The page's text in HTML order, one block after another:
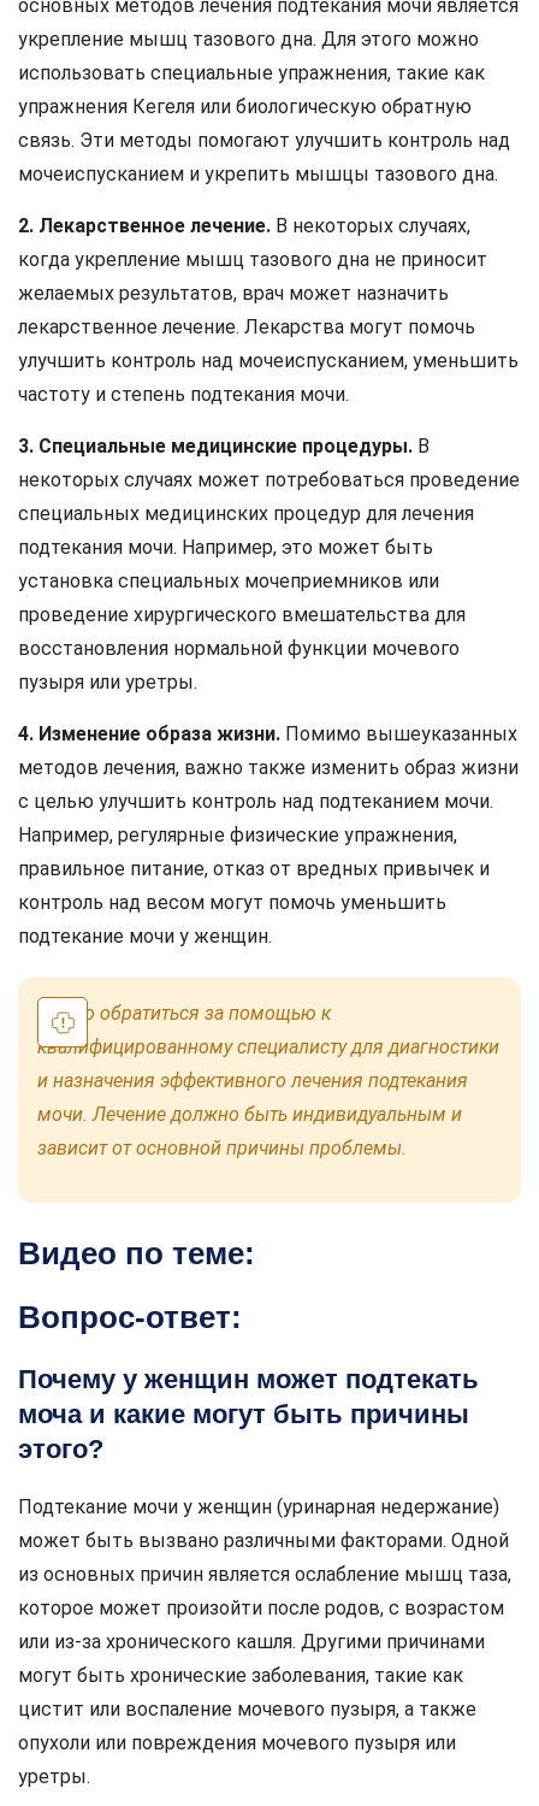
основных методов лечения подтекания мочи является
укрепление мышц тазового дна. Для этого можно
использовать специальные упражнения, такие как
упражнения Кегеля или биологическую обратную
связь. Эти методы помогают улучшить контроль над
мочеиспусканием и укрепить мышцы тазового дна.
2. Лекарственное лечение. В некоторых случаях,
когда укрепление мышц тазового дна не приносит
желаемых результатов, врач может назначить
лекарственное лечение. Лекарства могут помочь
улучшить контроль над мочеиспусканием, уменьшить
частоту и степень подтекания мочи.
3. Специальные медицинские процедуры. В
некоторых случаях может потребоваться проведение
специальных медицинских процедур для лечения
подтекания мочи. Например, это может быть
установка специальных мочеприемников или
проведение хирургического вмешательства для
восстановления нормальной функции мочевого
пузыря или уретры.
4. Изменение образа жизни. Помимо вышеуказанных
методов лечения, важно также изменить образ жизни
с целью улучшить контроль над подтеканием мочи.
Например, регулярные физические упражнения,
правильное питание, отказ от вредных привычек и
контроль над весом могут помочь уменьшить
подтекание мочи у женщин.
Важно обратиться за помощью к
квалифицированному специалисту для диагностики
и назначения эффективного лечения подтекания
мочи. Лечение должно быть индивидуальным и
зависит от основной причины проблемы.
Видео по теме:
Вопрос-ответ:
Почему у женщин может подтекать
моча и какие могут быть причины
этого?
Подтекание мочи у женщин (уринарная недержание)
может быть вызвано различными факторами. Одной
из основных причин является ослабление мышц таза,
которое может произойти после родов, с возрастом
или из-за хронического кашля. Другими причинами
могут быть хронические заболевания, такие как
цистит или воспаление мочевого пузыря, а также
опухоли или повреждения мочевого пузыря или
уретры.